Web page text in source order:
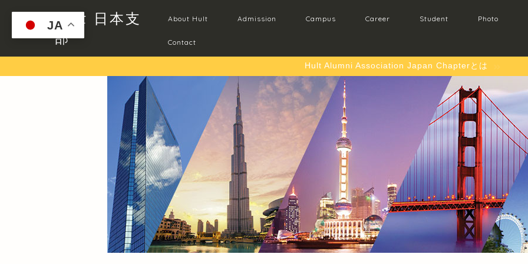
Hult 日本支
部
About Hult Admission Campus Career Student Photo
Contact
Hult Alumni Association Japan Chapterとは
JA